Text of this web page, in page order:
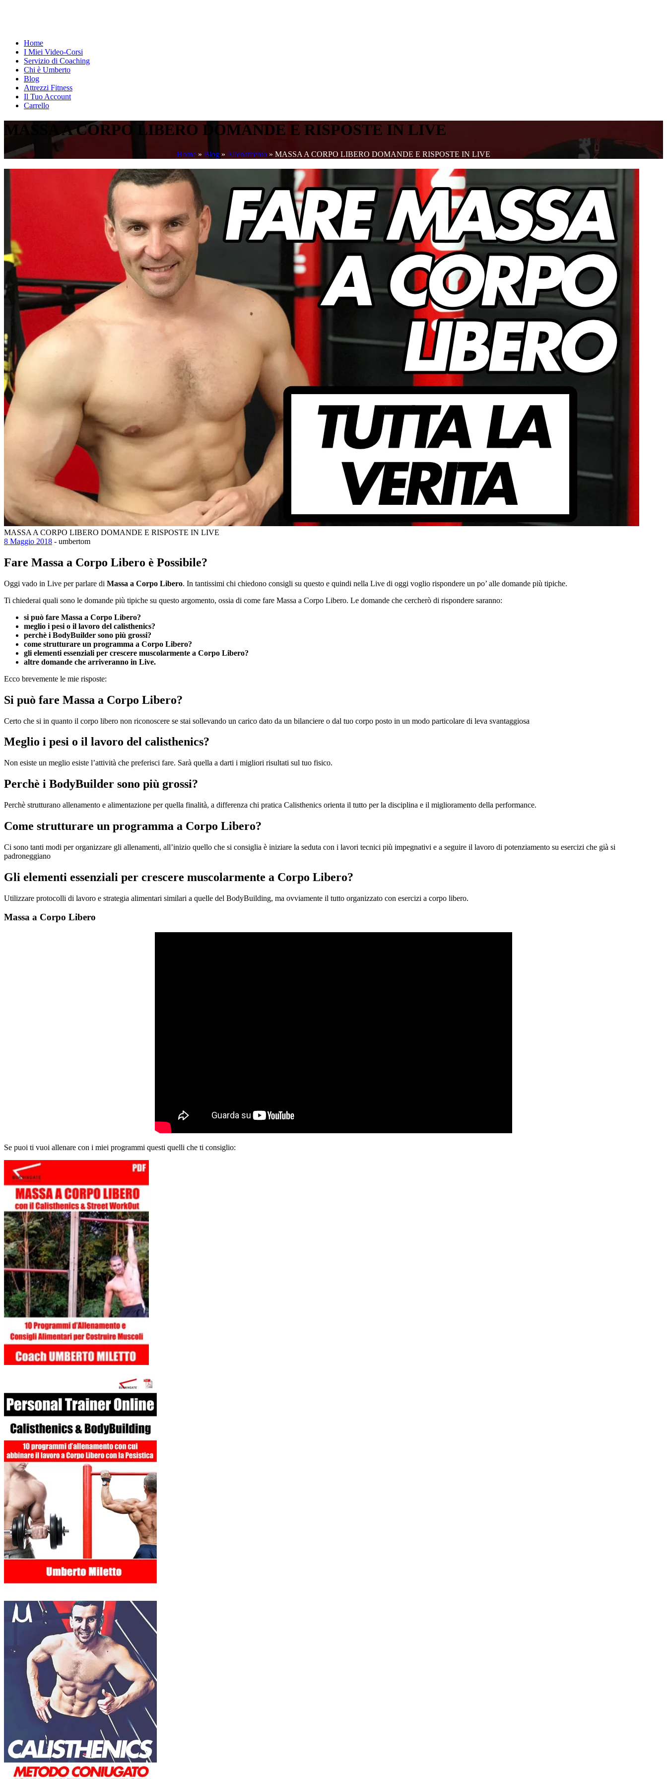
Home
I Miei Video-Corsi
Servizio di Coaching
Chi è Umberto
Blog
Attrezzi Fitness
Il Tuo Account
Carrello
MASSA A CORPO LIBERO DOMANDE E RISPOSTE IN LIVE
Home » Blog » Allenamento » MASSA A CORPO LIBERO DOMANDE E RISPOSTE IN LIVE
MASSA A CORPO LIBERO DOMANDE E RISPOSTE IN LIVE
8 Maggio 2018 - umbertom
Fare Massa a Corpo Libero è Possibile?
Oggi vado in Live per parlare di Massa a Corpo Libero. In tantissimi chi chiedono consigli su questo e quindi nella Live di oggi voglio rispondere un po’ alle domande più tipiche.
Ti chiederai quali sono le domande più tipiche su questo argomento, ossia di come fare Massa a Corpo Libero. Le domande che cercherò di rispondere saranno:
si può fare Massa a Corpo Libero?
meglio i pesi o il lavoro del calisthenics?
perchè i BodyBuilder sono più grossi?
come strutturare un programma a Corpo Libero?
gli elementi essenziali per crescere muscolarmente a Corpo Libero?
altre domande che arriveranno in Live.
Ecco brevemente le mie risposte:
Si può fare Massa a Corpo Libero?
Certo che si in quanto il corpo libero non riconoscere se stai sollevando un carico dato da un bilanciere o dal tuo corpo posto in un modo particolare di leva svantaggiosa
Meglio i pesi o il lavoro del calisthenics?
Non esiste un meglio esiste l’attività che preferisci fare. Sarà quella a darti i migliori risultati sul tuo fisico.
Perchè i BodyBuilder sono più grossi?
Perchè strutturano allenamento e alimentazione per quella finalità, a differenza chi pratica Calisthenics orienta il tutto per la disciplina e il miglioramento della performance.
Come strutturare un programma a Corpo Libero?
Ci sono tanti modi per organizzare gli allenamenti, all’inizio quello che si consiglia è iniziare la seduta con i lavori tecnici più impegnativi e a seguire il lavoro di potenziamento su esercizi che già si
padroneggiano
Gli elementi essenziali per crescere muscolarmente a Corpo Libero?
Utilizzare protocolli di lavoro e strategia alimentari similari a quelle del BodyBuilding, ma ovviamente il tutto organizzato con esercizi a corpo libero.
Massa a Corpo Libero
Se puoi ti vuoi allenare con i miei programmi questi quelli che ti consiglio: